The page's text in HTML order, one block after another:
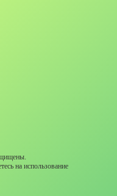
на использование